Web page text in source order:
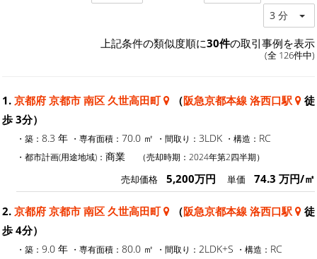
3 分
上記条件の類似度順に30件の取引事例を表示
(全 126件中)
1. 京都府 京都市 南区 久世高田町 （阪急京都本線 洛西口駅
徒
歩 3分）
・築： 8.3 年 ・専有面積： 70.0 ㎡ ・間取り： 3LDK ・構造： RC
・都市計画(用途地域)： 商業 （売却時期：2024年第2四半期）
売却価格 5,200万円 単価 74.3 万円/㎡
2. 京都府 京都市 南区 久世高田町 （阪急京都本線 洛西口駅
徒
歩 4分）
・築： 9.0 年 ・専有面積： 80.0 ㎡ ・間取り： 2LDK+S ・構造： RC